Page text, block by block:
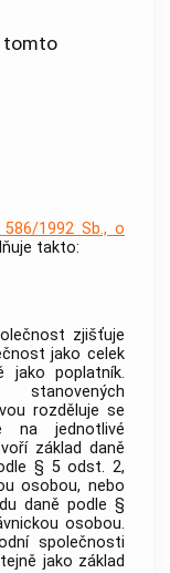
tomto
1992 Sb., o
takto:
zjišťuje
jako celek
poplatník.
rozděluje se
na jednotlivé
základ daně
§ 5 odst. 2,
osobou, nebo
daně podle §
osobou.
společnosti
jako základ